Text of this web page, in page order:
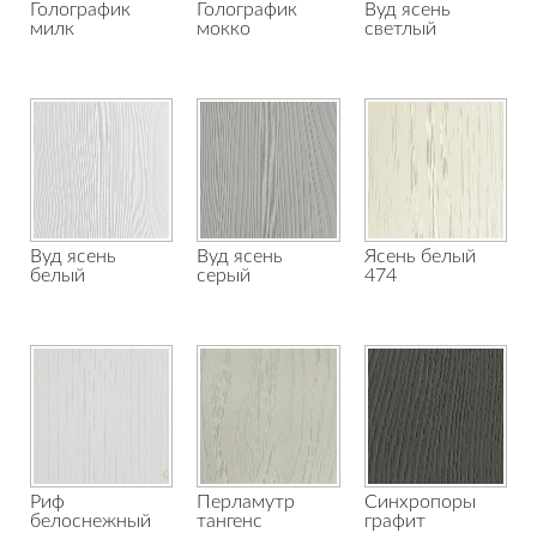
Голографик
милк
Голографик
мокко
Вуд ясень
светлый
Вуд ясень
белый
Вуд ясень
серый
Ясень белый
474
Риф
белоснежный
Перламутр
тангенс
Синхропоры
графит